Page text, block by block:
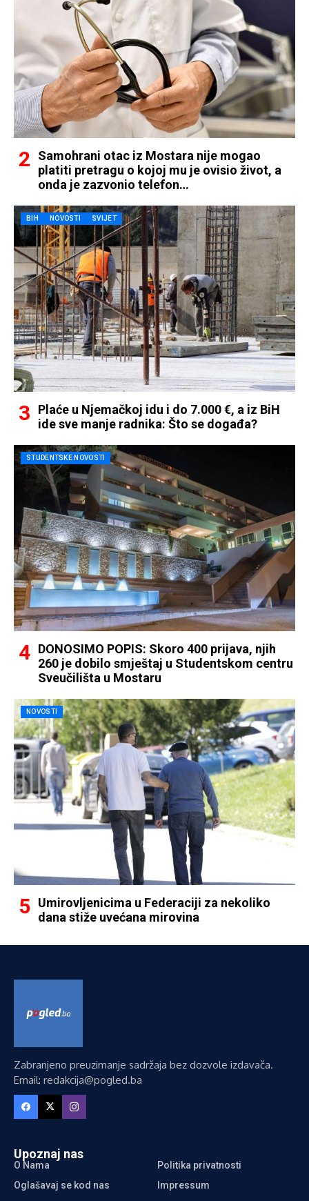
Samohrani otac iz Mostara nije mogao
platiti pretragu o kojoj mu je ovisio život, a
onda je zazvonio telefon…
BIH NOVOSTI SVIJET
Plaće u Njemačkoj idu i do 7.000 €, a iz BiH
ide sve manje radnika: Što se događa?
STUDENTSKE NOVOSTI
DONOSIMO POPIS: Skoro 400 prijava, njih
260 je dobilo smještaj u Studentskom centru
Sveučilišta u Mostaru
NOVOSTI
Umirovljenicima u Federaciji za nekoliko
dana stiže uvećana mirovina
Zabranjeno preuzimanje sadržaja bez dozvole izdavača.
Email: redakcija@pogled.ba
Upoznaj nas
O Nama
Politika privatnosti
Oglašavaj se kod nas
Impressum